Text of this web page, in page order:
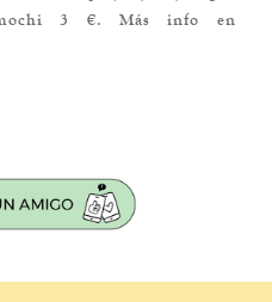
3 €. Más info en